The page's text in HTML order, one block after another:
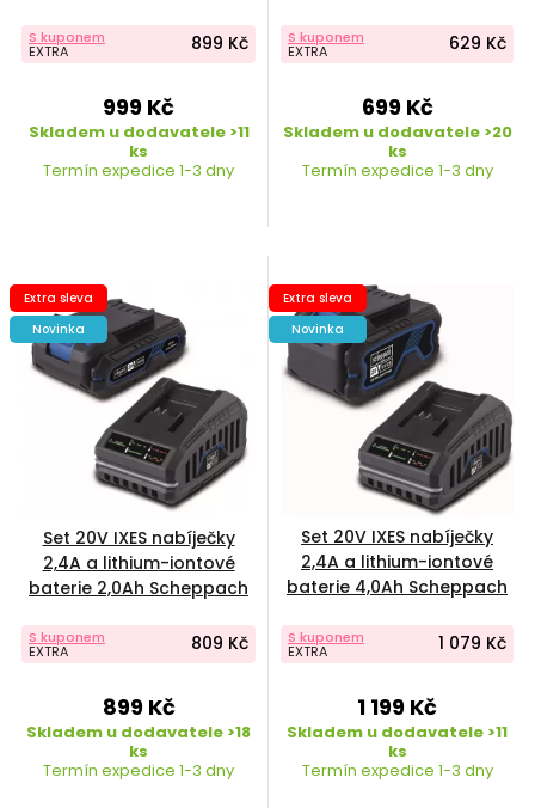
S kuponem
EXTRA 899 Kč
999 Kč
Skladem u dodavatele >11
ks
Termín expedice 1-3 dny
S kuponem
EXTRA 629 Kč
699 Kč
Skladem u dodavatele >20
ks
Termín expedice 1-3 dny
Extra sleva
Novinka
Set 20V IXES nabíječky
2,4A a lithium-iontové
baterie 2,0Ah Scheppach
S kuponem
EXTRA 809 Kč
899 Kč
Skladem u dodavatele >18
ks
Termín expedice 1-3 dny
Extra sleva
Novinka
Set 20V IXES nabíječky
2,4A a lithium-iontové
baterie 4,0Ah Scheppach
S kuponem
EXTRA 1 079 Kč
1 199 Kč
Skladem u dodavatele >11
ks
Termín expedice 1-3 dny